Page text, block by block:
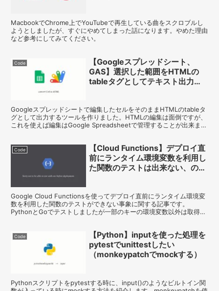
MacbookでChrome上でYouTubeで再生している曲をスクロブルし
ようとしましたが、すぐにやめてしまった話になります。やめた理由
など参考にしてみてください。
Code
【Googleスプレッドシート、
GAS】選択した範囲をHTMLの
tableタグとしてテキスト出力す
Googleスプレッドシートで編集したセルをそのままHTMLのtableタ
グとして出力するツールを作りました。HTMLの編集は面倒ですが、
これを使えば編集はGoogle Spreadsheetで管理することが出来ま
Code
【Cloud Functions】デプロイ直
前にランタイム環境変数を利用し
た関数のテストは出来ない、のか
Google Cloud Functionsを使ってデプロイ直前にランタイム環境変
数を利用した関数のテストができない事象に関する記事です。
PythonとGoでテストしましたが一部のキーの環境変数以外は取得で
Code
【Python】inputを使った処理を
pytestでunittestしたい
（monkeypatchでmockする）
Pythonスクリプトをpytestする時に、input()のようなビルトイン関